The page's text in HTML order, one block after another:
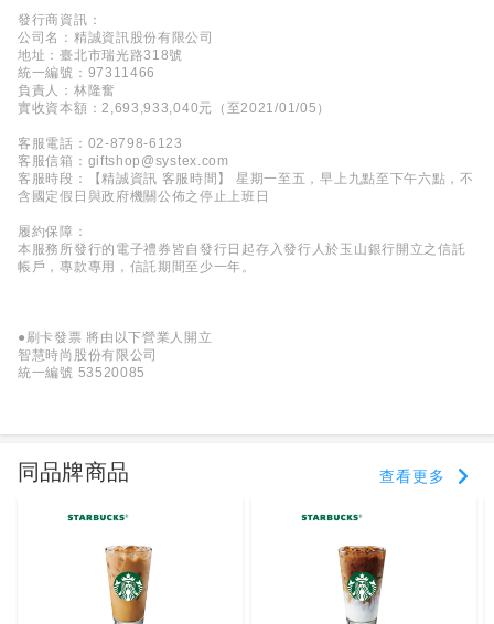
發行商資訊：
公司名：精誠資訊股份有限公司
地址：臺北市瑞光路318號
統一編號：97311466
負責人：林隆奮
實收資本額：2,693,933,040元（至2021/01/05）
客服電話：02-8798-6123
客服信箱：giftshop@systex.com
客服時段：【精誠資訊 客服時間】 星期一至五，早上九點至下午六點，不
含國定假日與政府機關公佈之停止上班日
履約保障：
本服務所發行的電子禮券皆自發行日起存入發行人於玉山銀行開立之信託
帳戶，專款專用，信託期間至少一年。
●刷卡發票 將由以下營業人開立
智慧時尚股份有限公司
統一編號 53520085
同品牌商品 查看更多